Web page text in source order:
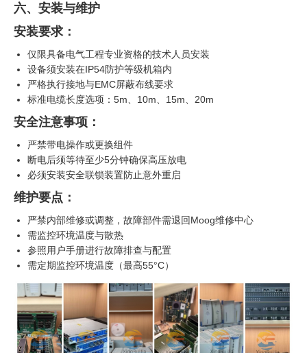
六、安装与维护
安装要求：
仅限具备电气工程专业资格的技术人员安装
设备须安装在IP54防护等级机箱内
严格执行接地与EMC屏蔽布线要求
标准电缆长度选项：5m、10m、15m、20m
安全注意事项：
严禁带电操作或更换组件
断电后须等待至少5分钟确保高压放电
必须安装安全联锁装置防止意外重启
维护要点：
严禁内部维修或调整，故障部件需退回Moog维修中心
需监控环境温度与散热
参照用户手册进行故障排查与配置
需定期监控环境温度（最高55°C）